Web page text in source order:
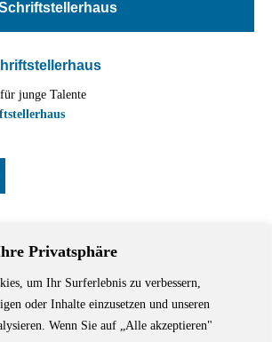
Privatsphäre
um Ihr Surferlebnis zu verbessern,
oder Inhalte einzusetzen und unseren
Wenn Sie auf „Alle akzeptieren"
junge Talente
ist ein beliebter Treffpunkt für Autorinnen und
und der Region sowie ein Veranstaltungsort für
Schreibwerkstätten.